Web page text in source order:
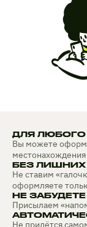
ДЛЯ
Вы можете
местонахождения
БЕЗ
Не ставим
оформляете
НЕ
Присылаем
Не придётся